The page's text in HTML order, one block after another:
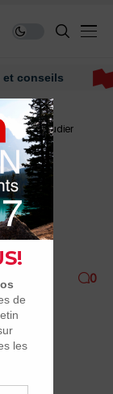
pour étudier
VUES 0
World